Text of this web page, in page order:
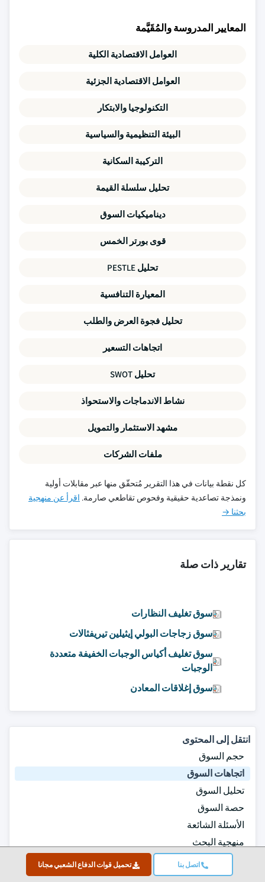
اتصل بنا تحميل قوات الدفاع الشعبي مجانا
المعايير المدروسة والمُقَيَّمة
العوامل الاقتصادية الكلية
العوامل الاقتصادية الجزئية
التكنولوجيا والابتكار
البيئة التنظيمية والسياسية
التركيبة السكانية
تحليل سلسلة القيمة
ديناميكيات السوق
قوى بورتر الخمس
تحليل PESTLE
المعيارة التنافسية
تحليل فجوة العرض والطلب
اتجاهات التسعير
تحليل SWOT
نشاط الاندماجات والاستحواذ
مشهد الاستثمار والتمويل
ملفات الشركات
كل نقطة بيانات في هذا التقرير مُتحقّق منها عبر مقابلات أولية
ونمذجة تصاعدية حقيقية وفحوص تقاطعي صارمة. اقرأ عن منهجية
بحثنا →
تقارير ذات صلة
سوق تغليف النظارات
سوق زجاجات البولي إيثيلين تيريفثالات
سوق تغليف أكياس الوجبات الخفيفة متعددة
الوجبات
سوق إغلاقات المعادن
انتقل إلى المحتوى
حجم السوق
اتجاهات السوق
تحليل السوق
حصة السوق
الأسئلة الشائعة
منهجية البحث
تقارير ذات صلة
تحميل قوات الدفاع الشعبي مجانا